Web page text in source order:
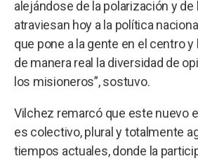
alejándose de la polarización y
atraviesan hoy a la política
que pone a la gente en el centro
de manera real la diversidad de
los misioneros”, sostuvo.
Vilchez remarcó que este nuevo
es colectivo, plural y totalmente
tiempos actuales, donde la